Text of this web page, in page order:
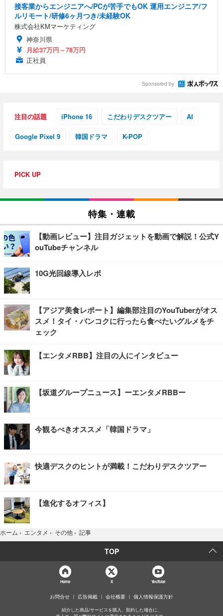
接客業からエンジニアへ/PCが苦手でもOK 運用エンジニア/フ
ルリモート/研修6ヶ月つき/未経験OK
株式会社KMマーケティング
神奈川県
月給37万円～78万円
正社員
Sponsored by
注目の話題 iPhone 16 こだわりデスクツアー AI
Google Pixel 9 韓国ドラマ K-POP
PICK UP
特集・連載
【動画レビュー】注目ガジェットを動画で解説！公式Y
ouTubeチャンネル
10G光回線導入レポ
【アジア美食レポート】編集部注目のYouTuberがオス
スメ！タイ・バンコクに行ったら食べたいグルメをチ
ェック
【エンタメRBB】注目の人にインタビュー
【坂道グループニュース】ーエンタメRBBー
今観るべきオススメ「韓国ドラマ」
快適デスクのヒントが満載！こだわりデスクツアー
【進化するオフィス】
ホーム › エンタメ › その他 › 記事
TOP
Home X YouTube
お問合せ 広告掲載 会社概要 個人情報保護方針
紹介した商品/サービスを購入、契約した場合に、